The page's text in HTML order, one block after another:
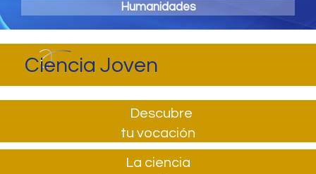
Humanidades
Ciencia Joven
Descubre
tu vocación
La ciencia